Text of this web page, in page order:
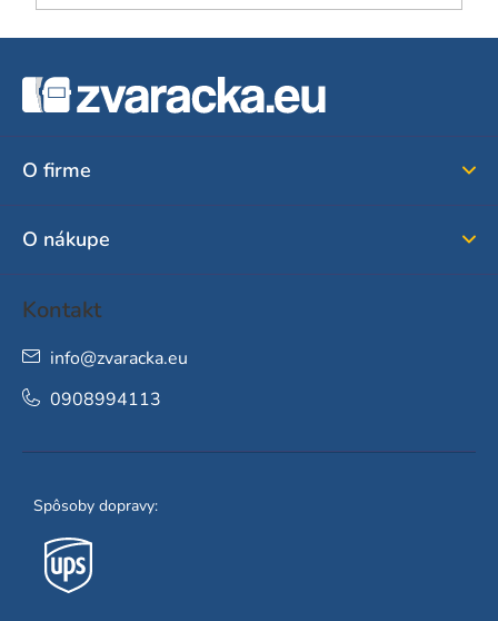
O firme
O nákupe
Kontakt
info@zvaracka.eu
0908994113
Spôsoby dopravy: